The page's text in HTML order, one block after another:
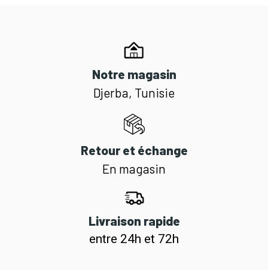
Notre magasin
Djerba, Tunisie
Retour et échange
En magasin
Livraison rapide
entre 24h et 72h